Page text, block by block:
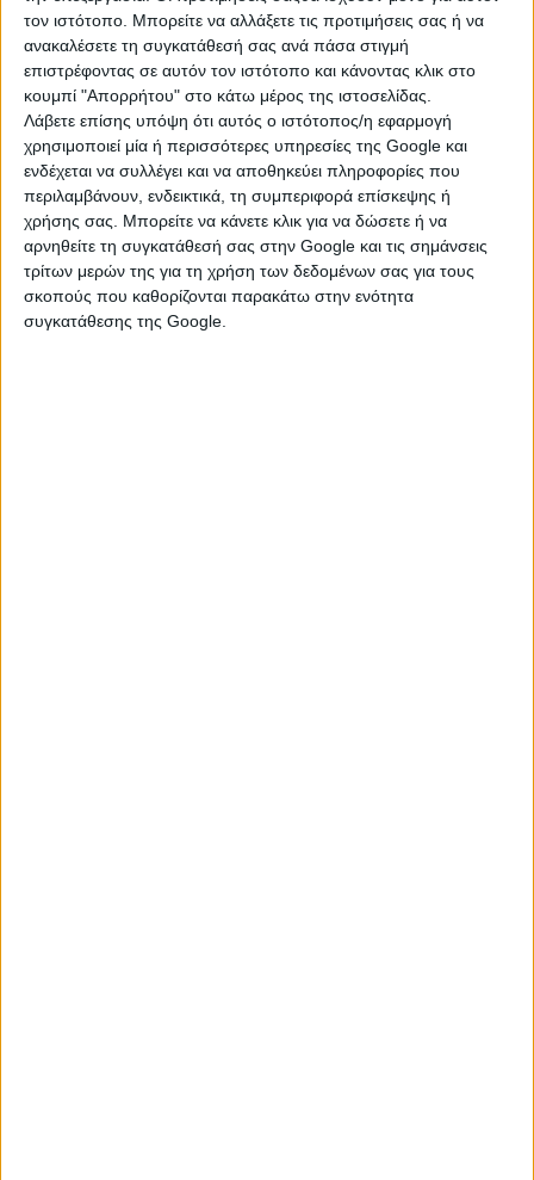
τον ιστότοπο. Μπορείτε να αλλάξετε τις προτιμήσεις σας ή να
ανακαλέσετε τη συγκατάθεσή σας ανά πάσα στιγμή
επιστρέφοντας σε αυτόν τον ιστότοπο και κάνοντας κλικ στο
κουμπί "Απορρήτου" στο κάτω μέρος της ιστοσελίδας.
Λάβετε επίσης υπόψη ότι αυτός ο ιστότοπος/η εφαρμογή
χρησιμοποιεί μία ή περισσότερες υπηρεσίες της Google και
ενδέχεται να συλλέγει και να αποθηκεύει πληροφορίες που
περιλαμβάνουν, ενδεικτικά, τη συμπεριφορά επίσκεψης ή
χρήσης σας. Μπορείτε να κάνετε κλικ για να δώσετε ή να
αρνηθείτε τη συγκατάθεσή σας στην Google και τις σημάνσεις
τρίτων μερών της για τη χρήση των δεδομένων σας για τους
σκοπούς που καθορίζονται παρακάτω στην ενότητα
συγκατάθεσης της Google.
Πόσες αποδείξεις πρέπει να μαζέψετε για
να μην πληρώσετε πρόστιμο
Έβαλαν τη διάταξη, στη συνέχεια την τροποποίησαν, μετά την
αφαίρεσαν και τώρα την επαναφέρουν στη μορφή που την
είχαν γράψει από την αρχή. Το αποτέλεσμα; Και το 2013
μαζεύουμε αποδείξεις. Πόσες; ...